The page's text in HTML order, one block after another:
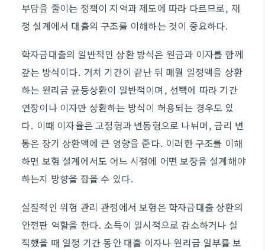
부담을 줄이는 정책이 지역과 제도에 따라 다르므로, 재
정 설계에서 대출의 구조를 이해하는 것이 중요하다.
학자금대출의 일반적인 상환 방식은 원금과 이자를 함께
갚는 방식이다. 거치 기간이 끝난 뒤 매월 일정액을 상환
하는 원리금 균등상환이 일반적이며, 선택에 따라 기간
연장이나 이자만 상환하는 방식이 허용되는 경우도 있
다. 이때 이자율은 고정형과 변동형으로 나뉘며, 금리 변
동은 장기 상환액에 큰 영향을 준다. 이러한 구조를 이해
하면 보험 설계에서도 어느 시점에 어떤 보장을 설계해야
하는지 방향을 잡을 수 있다.
실질적인 위험 관리 관점에서 보험은 학자금대출 상환의
안전판 역할을 한다. 소득이 일시적으로 감소하거나 실
직했을 때 일정 기간 동안 대출 이자나 원리금 일부를 보